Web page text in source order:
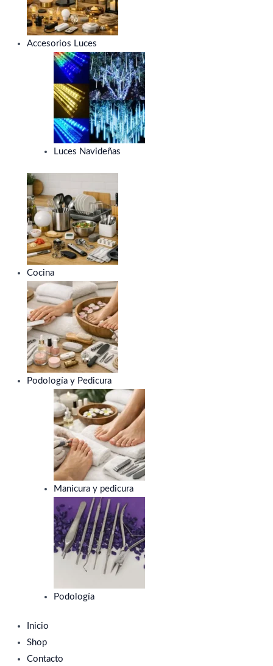
Accesorios Luces
Luces Navideñas
Cocina
Podología y Pedicura
Manicura y pedicura
Podología
Inicio
Shop
Contacto